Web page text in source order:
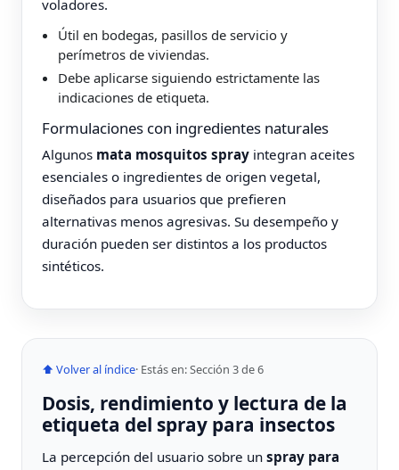
voladores.
Útil en bodegas, pasillos de servicio y
perímetros de viviendas.
Debe aplicarse siguiendo estrictamente las
indicaciones de etiqueta.
Formulaciones con ingredientes naturales
Algunos mata mosquitos spray integran aceites
esenciales o ingredientes de origen vegetal,
diseñados para usuarios que prefieren
alternativas menos agresivas. Su desempeño y
duración pueden ser distintos a los productos
sintéticos.
⬆ Volver al índice· Estás en: Sección 3 de 6
Dosis, rendimiento y lectura de la
etiqueta del spray para insectos
La percepción del usuario sobre unspray para